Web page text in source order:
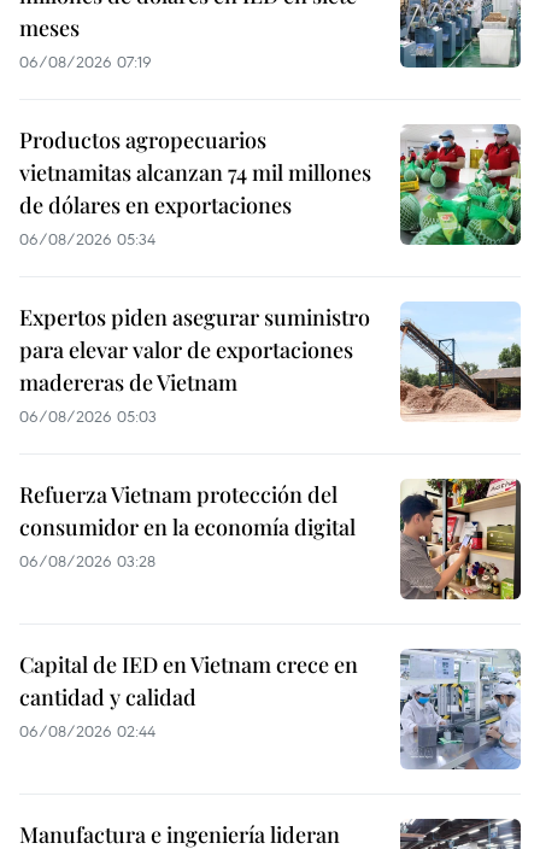
meses
06/08/2026 07:19
Productos agropecuarios
vietnamitas alcanzan 74 mil millones
de dólares en exportaciones
06/08/2026 05:34
Expertos piden asegurar suministro
para elevar valor de exportaciones
madereras de Vietnam
06/08/2026 05:03
Refuerza Vietnam protección del
consumidor en la economía digital
06/08/2026 03:28
Capital de IED en Vietnam crece en
cantidad y calidad
06/08/2026 02:44
Manufactura e ingeniería lideran